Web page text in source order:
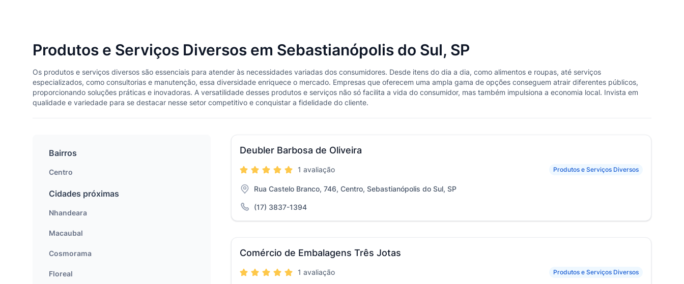
Produtos e Serviços Diversos em Sebastianópolis do Sul, SP
Os produtos e serviços diversos são essenciais para atender às necessidades variadas dos consumidores. Desde itens do dia a dia, como alimentos e roupas, até serviços
especializados, como consultorias e manutenção, essa diversidade enriquece o mercado. Empresas que oferecem uma ampla gama de opções conseguem atrair diferentes públicos,
proporcionando soluções práticas e inovadoras. A versatilidade desses produtos e serviços não só facilita a vida do consumidor, mas também impulsiona a economia local. Invista em
qualidade e variedade para se destacar nesse setor competitivo e conquistar a fidelidade do cliente.
Deubler Barbosa de Oliveira
Produtos e Serviços Diversos
1 avaliação
Rua Castelo Branco, 746, Centro, Sebastianópolis do Sul, SP
(17) 3837-1394
Comércio de Embalagens Três Jotas
Produtos e Serviços Diversos
1 avaliação
Bairros
Centro
Cidades próximas
Nhandeara
Macaubal
Cosmorama
Floreal